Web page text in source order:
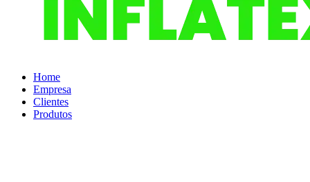
Home
Empresa
Clientes
Produtos